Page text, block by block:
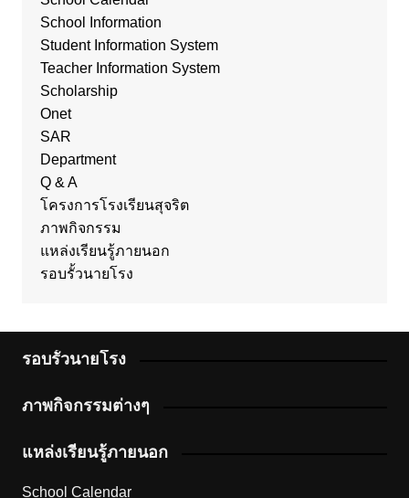
School Information
Student Information System
Teacher Information System
Scholarship
Onet
SAR
Department
Q & A
โครงการโรงเรียนสุจริต
ภาพกิจกรรม
แหล่งเรียนรู้ภายนอก
รอบรั้วนายโรง
รอบรั้วนายโรง
ภาพกิจกรรมต่างๆ
แหล่งเรียนรู้ภายนอก
School Calendar